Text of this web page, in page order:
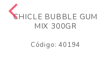
CHICLE BUBBLE GUM
MIX 300GR
Código: 40194